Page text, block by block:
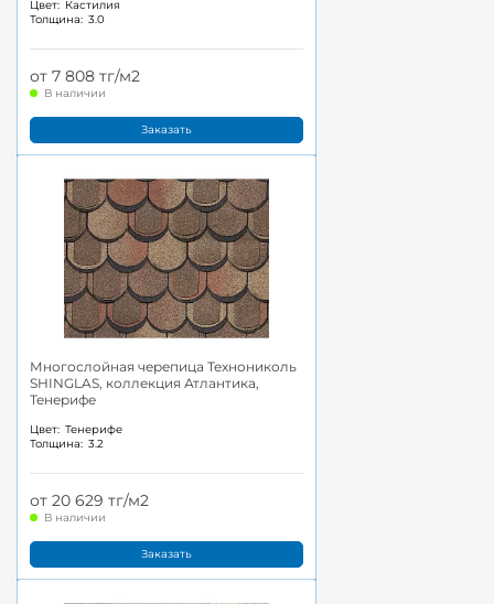
Цвет: Кастилия
Толщина: 3.0
от 7 808 тг/м2
В наличии
Заказать
Многослойная черепица Технониколь
SHINGLAS, коллекция Атлантика,
Тенерифе
Цвет: Тенерифе
Толщина: 3.2
от 20 629 тг/м2
В наличии
Заказать